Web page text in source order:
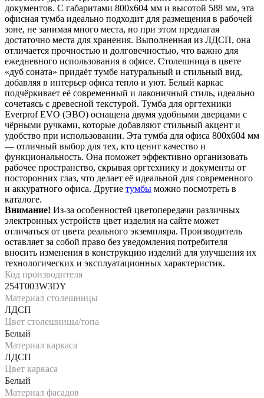
документов. С габаритами 800х604 мм и высотой 588 мм, эта
офисная тумба идеально подходит для размещения в рабочей
зоне, не занимая много места, но при этом предлагая
достаточно места для хранения. Выполненная из ЛДСП, она
отличается прочностью и долговечностью, что важно для
ежедневного использования в офисе. Столешница в цвете
«дуб соната» придаёт тумбе натуральный и стильный вид,
добавляя в интерьер офиса тепло и уют. Белый каркас
подчёркивает её современный и лаконичный стиль, идеально
сочетаясь с древесной текстурой. Тумба для оргтехники
Everprof EVO (ЭВО) оснащена двумя удобными дверцами с
чёрными ручками, которые добавляют стильный акцент и
удобство при использовании. Эта тумба для офиса 800х604 мм
— отличный выбор для тех, кто ценит качество и
функциональность. Она поможет эффективно организовать
рабочее пространство, скрывая оргтехнику и документы от
посторонних глаз, что делает её идеальной для современного
и аккуратного офиса. Другие тумбы можно посмотреть в
каталоге.
Внимание! Из-за особенностей цветопередачи различных
электронных устройств цвет изделия на сайте может
отличаться от цвета реального экземпляра. Производитель
оставляет за собой право без уведомления потребителя
вносить изменения в конструкцию изделий для улучшения их
технологических и эксплуатационных характеристик.
Код производителя
254T003W3DY
Материал столешницы
ЛДСП
Цвет столешницы/топа
Белый
Материал каркаса
ЛДСП
Цвет каркаса
Белый
Материал фасадов